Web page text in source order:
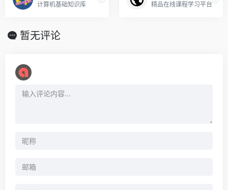
计算机基础知识库 精品在线课程学习平台
暂无评论